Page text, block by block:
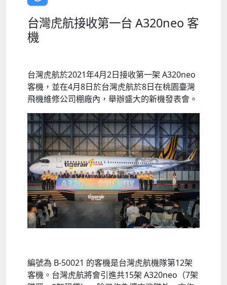
台灣虎航接收第一台 A320neo 客
機
台灣虎航於2021年4月2日接收第一架 A320neo
客機，並在4月8日於台灣虎航於8日在桃園臺灣
飛機維修公司棚廠內，舉辦盛大的新機發表會。
編號為 B-50021 的客機是台灣虎航機隊第12架
客機。台灣虎航將會引進共15架 A320neo（7架